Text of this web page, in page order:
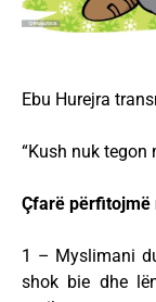
Ebu Hurejra
“Kush nuk tegon
Çfarë përfitojmë
1 – Myslimani
shok bie dhe